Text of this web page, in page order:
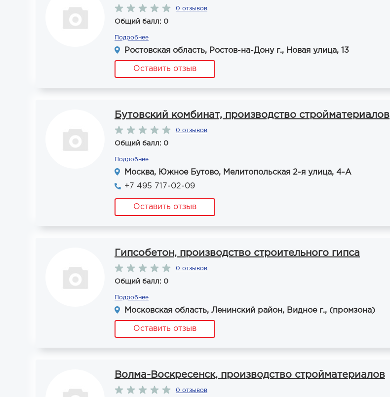
0 отзывов
Общий балл: 0
Подробнее
Ростовская область, Ростов-на-Дону г., Новая улица, 13
Оставить отзыв
Бутовский комбинат, производство стройматериалов
0 отзывов
Общий балл: 0
Подробнее
Москва, Южное Бутово, Мелитопольская 2-я улица, 4-А
+7 495 717-02-09
Оставить отзыв
Гипсобетон, производство строительного гипса
0 отзывов
Общий балл: 0
Подробнее
Московская область, Ленинский район, Видное г., (промзона)
Оставить отзыв
Волма-Воскресенск, производство стройматериалов
0 отзывов